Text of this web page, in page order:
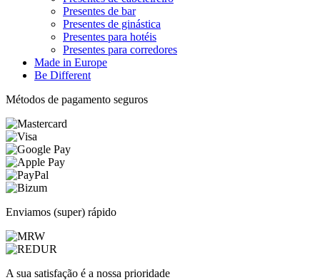
Presentes de bar
Presentes de ginástica
Presentes para hotéis
Presentes para corredores
Made in Europe
Be Different
Métodos de pagamento seguros
Enviamos (super) rápido
A sua satisfação é a nossa prioridade